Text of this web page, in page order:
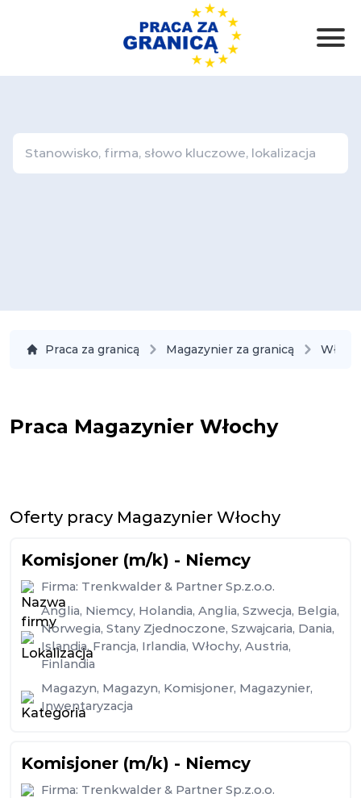
Praca za granicą Magazynier za granicą
Praca Magazynier Włochy
Oferty pracy Magazynier Włochy
Komisjoner (m/k) - Niemcy
Firma: Trenkwalder & Partner Sp.z.o.o.
Anglia, Niemcy, Holandia, Anglia, Szwecja, Belgia,
Norwegia, Stany Zjednoczone, Szwajcaria, Dania,
Islandia, Francja, Irlandia, Włochy, Austria,
Finlandia
Magazyn, Magazyn, Komisjoner, Magazynier,
Inwentaryzacja
Komisjoner (m/k) - Niemcy
Firma: Trenkwalder & Partner Sp.z.o.o.